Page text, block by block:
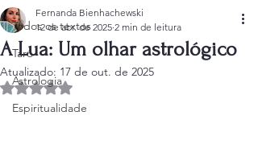
Todos os textos
Tarô
Astrologia
Espiritualidade
A Lua: Um olhar astrológico
Fernanda Bienhachewski
12 de abr. de 2025 2 min de leitura
Atualizado: 17 de out. de 2025
Avaliado com NaN de 5 estrelas.